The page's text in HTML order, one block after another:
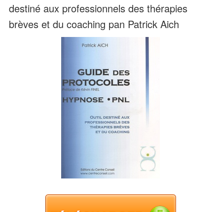
destiné aux professionnels des thérapies
brèves et du coaching pan Patrick Aich